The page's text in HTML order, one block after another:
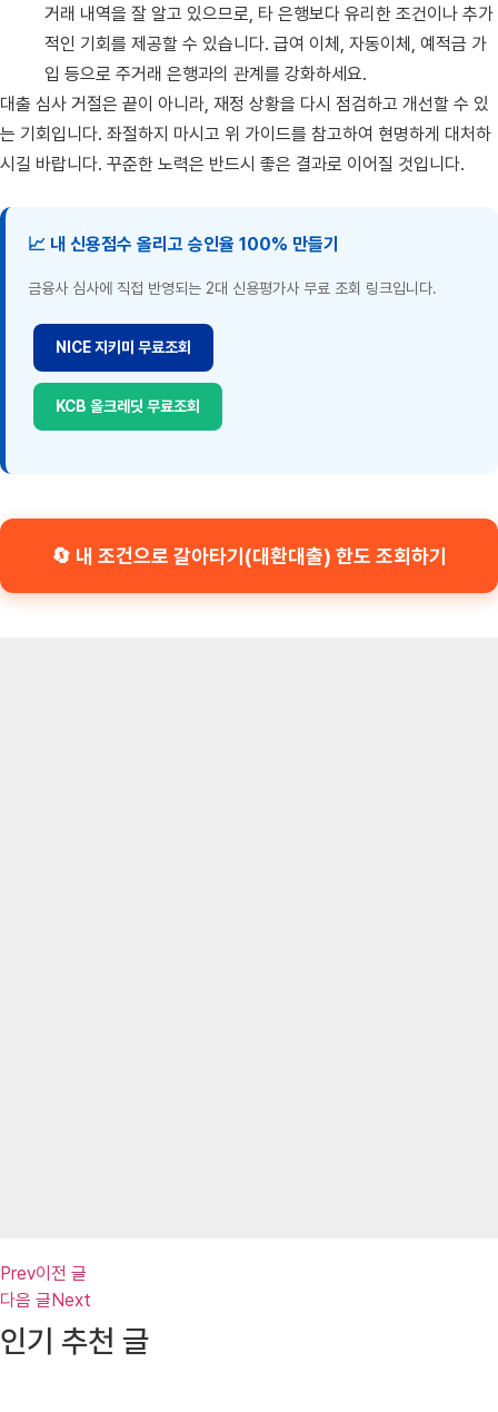
거래 내역을 잘 알고 있으므로, 타 은행보다 유리한 조건이나 추가
적인 기회를 제공할 수 있습니다. 급여 이체, 자동이체, 예적금 가
입 등으로 주거래 은행과의 관계를 강화하세요.
대출 심사 거절은 끝이 아니라, 재정 상황을 다시 점검하고 개선할 수 있
는 기회입니다. 좌절하지 마시고 위 가이드를 참고하여 현명하게 대처하
시길 바랍니다. 꾸준한 노력은 반드시 좋은 결과로 이어질 것입니다.
📈 내 신용점수 올리고 승인율 100% 만들기
금융사 심사에 직접 반영되는 2대 신용평가사 무료 조회 링크입니다.
NICE 지키미 무료조회
KCB 올크레딧 무료조회
🔄 내 조건으로 갈아타기(대환대출) 한도 조회하기
Prev이전 글
다음 글 Next
인기 추천 글